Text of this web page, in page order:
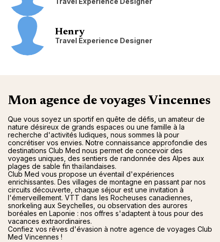
Henry
Travel Experience Designer
Mon agence de voyages Vincennes
Que vous soyez un sportif en quête de défis, un amateur de
nature désireux de grands espaces ou une famille à la
recherche d'activités ludiques, nous sommes là pour
concrétiser vos envies. Notre connaissance approfondie des
destinations Club Med nous permet de concevoir des
voyages uniques, des sentiers de randonnée des Alpes aux
plages de sable fin thaïlandaises.
Club Med vous propose un éventail d'expériences
enrichissantes. Des villages de montagne en passant par nos
circuits découverte, chaque séjour est une invitation à
l'émerveillement. VTT dans les Rocheuses canadiennes,
snorkeling aux Seychelles, ou observation des aurores
boréales en Laponie : nos offres s'adaptent à tous pour des
vacances extraordinaires.
Confiez vos rêves d'évasion à notre agence de voyages Club
Med Vincennes !